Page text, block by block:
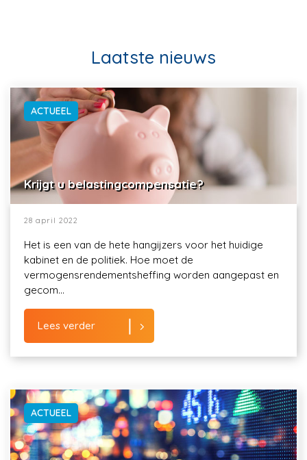
Laatste nieuws
ACTUEEL
Krijgt u belastingcompensatie?
28 april 2022
Het is een van de hete hangijzers voor het huidige
kabinet en de politiek. Hoe moet de
vermogensrendementsheffing worden aangepast en
gecom...
Lees verder
ACTUEEL